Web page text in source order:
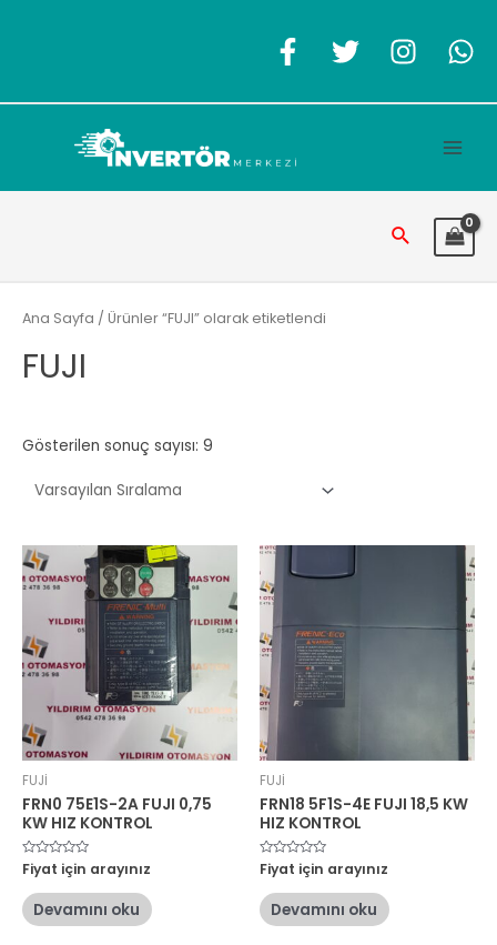
Arama
Ana Sayfa / Ürünler “FUJI” olarak etiketlendi
FUJI
Gösterilen sonuç sayısı: 9
FUJİ
FRN0 75E1S-2A FUJI 0,75
KW HIZ KONTROL
5
üzerinden
oy
aldı
Fiyat için arayınız
Devamını oku
FUJİ
FRN18 5F1S-4E FUJI 18,5 KW
HIZ KONTROL
5
üzerinden
oy
aldı
Fiyat için arayınız
Devamını oku